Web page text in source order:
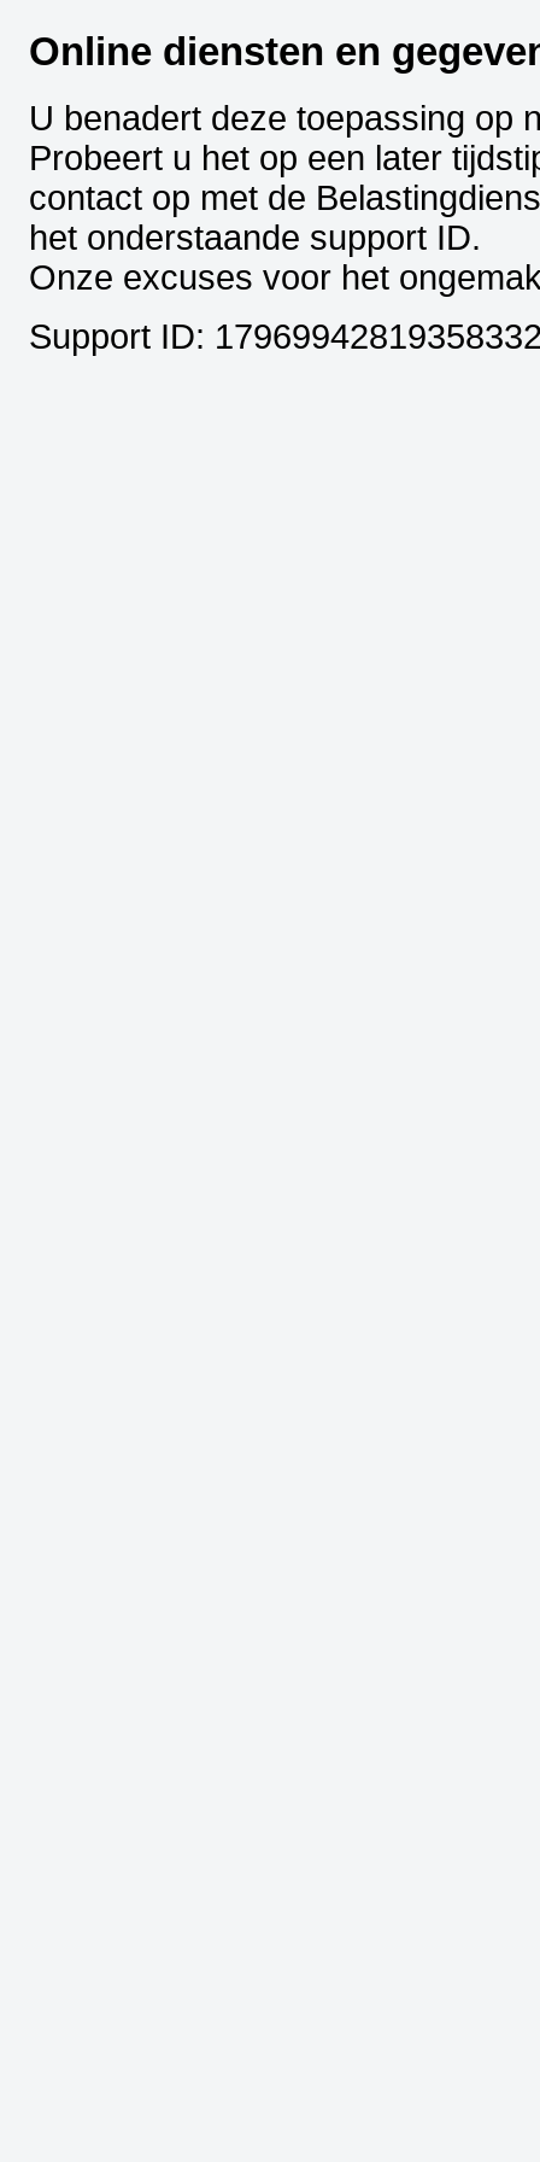
Online diensten en
U benadert deze toepassing op
Probeert u het op een later
contact op met de
het onderstaande support ID.
Onze excuses voor het
Support ID: